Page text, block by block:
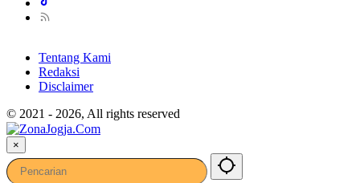
Tentang Kami
Redaksi
Disclaimer
© 2021 - 2026, All rights reserved
×